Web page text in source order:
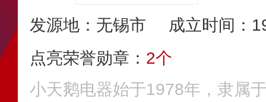
发源地：无锡市
成立时间：
点亮荣誉勋章： 2个
小天鹅电器始于1978年，隶属